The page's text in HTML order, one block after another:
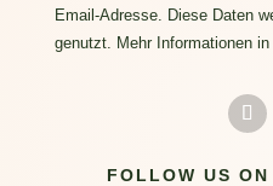
Email-Adresse. Diese Daten
genutzt. Mehr Informationen
FOLLOW US